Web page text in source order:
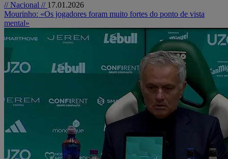
// Nacional // 17.01.2026
Mourinho: «Os jogadores foram muito fortes do ponto de vista
mental»